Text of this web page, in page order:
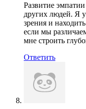
Развитие эмпатии
других людей. Я
зрения и
если мы
мне строить
Ответить